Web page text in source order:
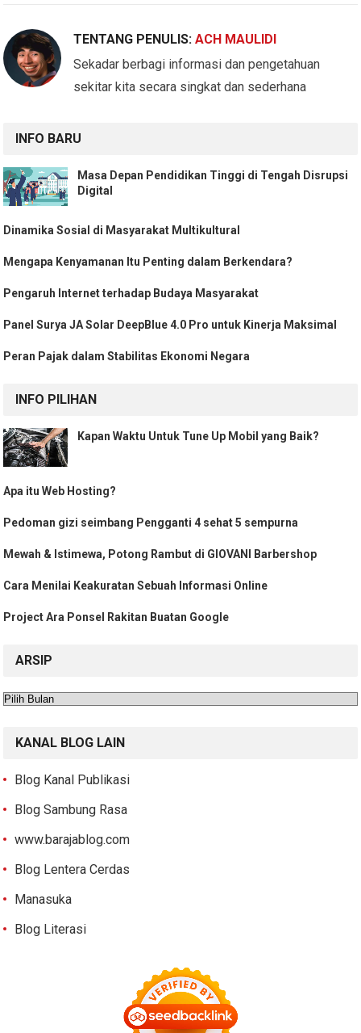
TENTANG PENULIS:ACH MAULIDI
Sekadar berbagi informasi dan pengetahuan
sekitar kita secara singkat dan sederhana
INFO BARU
Masa Depan Pendidikan Tinggi di Tengah Disrupsi
Digital
Dinamika Sosial di Masyarakat Multikultural
Mengapa Kenyamanan Itu Penting dalam Berkendara?
Pengaruh Internet terhadap Budaya Masyarakat
Panel Surya JA Solar DeepBlue 4.0 Pro untuk Kinerja Maksimal
Peran Pajak dalam Stabilitas Ekonomi Negara
INFO PILIHAN
Kapan Waktu Untuk Tune Up Mobil yang Baik?
Apa itu Web Hosting?
Pedoman gizi seimbang Pengganti 4 sehat 5 sempurna
Mewah & Istimewa, Potong Rambut di GIOVANI Barbershop
Cara Menilai Keakuratan Sebuah Informasi Online
Project Ara Ponsel Rakitan Buatan Google
ARSIP
Arsip
KANAL BLOG LAIN
Blog Kanal Publikasi
Blog Sambung Rasa
www.barajablog.com
Blog Lentera Cerdas
Manasuka
Blog Literasi